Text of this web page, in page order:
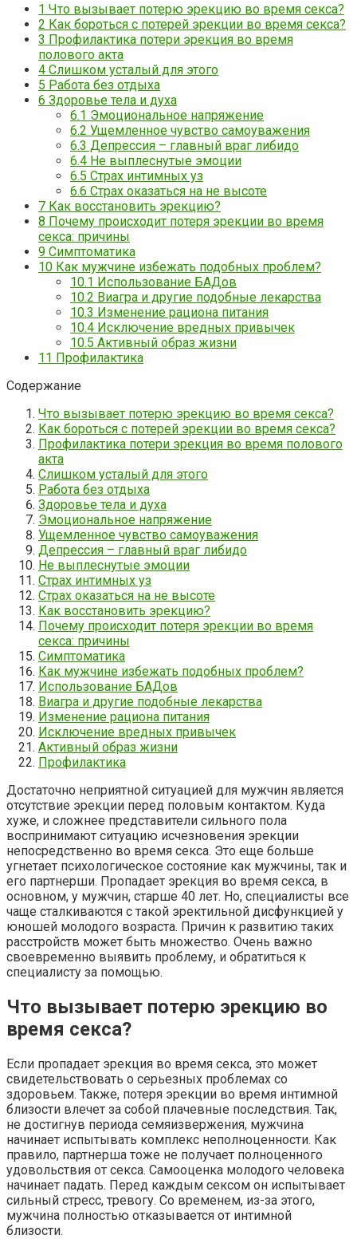
1 Что вызывает потерю эрекцию во время секса?
2 Как бороться с потерей эрекции во время секса?
3 Профилактика потери эрекция во время
полового акта
4 Слишком усталый для этого
5 Работа без отдыха
6 Здоровье тела и духа
6.1 Эмоциональное напряжение
6.2 Ущемленное чувство самоуважения
6.3 Депрессия – главный враг либидо
6.4 Не выплеснутые эмоции
6.5 Страх интимных уз
6.6 Страх оказаться на не высоте
7 Как восстановить эрекцию?
8 Почему происходит потеря эрекции во время
секса: причины
9 Симптоматика
10 Как мужчине избежать подобных проблем?
10.1 Использование БАДов
10.2 Виагра и другие подобные лекарства
10.3 Изменение рациона питания
10.4 Исключение вредных привычек
10.5 Активный образ жизни
11 Профилактика
Содержание
Что вызывает потерю эрекцию во время секса?
Как бороться с потерей эрекции во время секса?
Профилактика потери эрекция во время полового
акта
Слишком усталый для этого
Работа без отдыха
Здоровье тела и духа
Эмоциональное напряжение
Ущемленное чувство самоуважения
Депрессия – главный враг либидо
Не выплеснутые эмоции
Страх интимных уз
Страх оказаться на не высоте
Как восстановить эрекцию?
Почему происходит потеря эрекции во время
секса: причины
Симптоматика
Как мужчине избежать подобных проблем?
Использование БАДов
Виагра и другие подобные лекарства
Изменение рациона питания
Исключение вредных привычек
Активный образ жизни
Профилактика
Достаточно неприятной ситуацией для мужчин является
отсутствие эрекции перед половым контактом. Куда
хуже, и сложнее представители сильного пола
воспринимают ситуацию исчезновения эрекции
непосредственно во время секса. Это еще больше
угнетает психологическое состояние как мужчины, так и
его партнерши. Пропадает эрекция во время секса, в
основном, у мужчин, старше 40 лет. Но, специалисты все
чаще сталкиваются с такой эректильной дисфункцией у
юношей молодого возраста. Причин к развитию таких
расстройств может быть множество. Очень важно
своевременно выявить проблему, и обратиться к
специалисту за помощью.
Что вызывает потерю эрекцию во
время секса?
Если пропадает эрекция во время секса, это может
свидетельствовать о серьезных проблемах со
здоровьем. Также, потеря эрекции во время интимной
близости влечет за собой плачевные последствия. Так,
не достигнув периода семяизвержения, мужчина
начинает испытывать комплекс неполноценности. Как
правило, партнерша тоже не получает полноценного
удовольствия от секса. Самооценка молодого человека
начинает падать. Перед каждым сексом он испытывает
сильный стресс, тревогу. Со временем, из-за этого,
мужчина полностью отказывается от интимной
близости.